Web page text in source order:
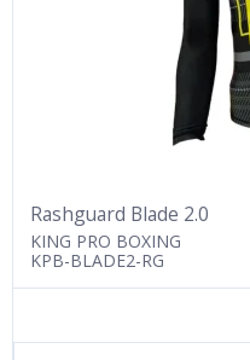
Rashguard Blade 2.0
KING PRO BOXING
KPB-BLADE2-RG